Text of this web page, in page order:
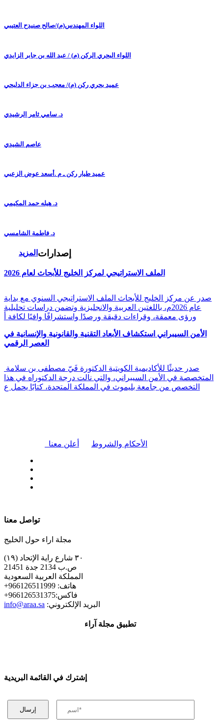
اللواء المهندس(م)/صالح صنيدح العتيبي
اللواء البحري الركن (م) / عبد الله بن جابر الزايدي
عميد بحري ركن (م)/ معجب بن جزاء الدلبحي
د. سامي ثامر الرشيدي
عاصم الشيدي
عميد طيار ركن ـ م .أسعد عوض الزعبي
د. هيله حمد المكيمي
د. فاطمة الشامسي
المزيد إصدارات
الملف الاستراتيجي لمركز الخليج للأبحاث لعام 2026
صدر عن مركز الخليج للأبحاث الملف الاستراتيجي السنوي مع بداية
عام 2026م، باللغتين العربية والانجليزية وتضمن دراسات تحليلية
ورؤى معمقة، وقراءات دقيقة ورصدًا واستشرافًا وافيًا لكافة أ
الأمن السيبراني استكشاف الأبعاد التقنية والقانونية والإنسانية في
العصر الرقمي
المتخصصة في الأمن السيبراني، والتي نالت درجة الدكتوراه في هذا
التخصص من جامعة بليموث في المملكة المتحدة، كتابًا يحمل ع
أعلن معنا الأحكام والشروط
تواصل معنا
مجلة اراء حول الخليج
٣٠ شارع راية الإتحاد (١٩)
ص.ب 2134 جدة 21451
المملكة العربية السعودية
+هاتف: 966126511999
+فاكس:966126531375
info@araa.sa :البريد الإلكتروني
تطبيق مجلة آراء
إشترك في القائمة البريدية